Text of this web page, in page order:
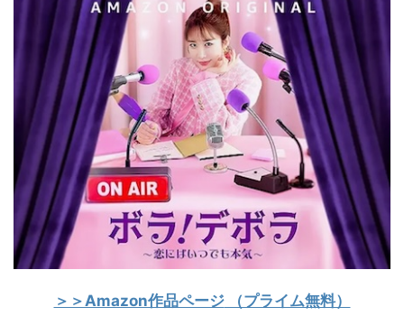
＞＞Amazon作品ページ（プライム無料）